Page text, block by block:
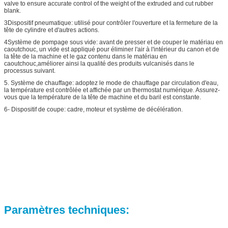
valve to ensure accurate control of the weight of the extruded and cut rubber
blank.
3Dispositif pneumatique: utilisé pour contrôler l'ouverture et la fermeture de la
tête de cylindre et d'autres actions.
4Système de pompage sous vide: avant de presser et de couper le matériau en
caoutchouc, un vide est appliqué pour éliminer l'air à l'intérieur du canon et de
la tête de la machine et le gaz contenu dans le matériau en
caoutchouc,améliorer ainsi la qualité des produits vulcanisés dans le
processus suivant.
5. Système de chauffage: adoptez le mode de chauffage par circulation d'eau,
la température est contrôlée et affichée par un thermostat numérique. Assurez-
vous que la température de la tête de machine et du baril est constante.
6- Dispositif de coupe: cadre, moteur et système de décélération.
Paramètres techniques: